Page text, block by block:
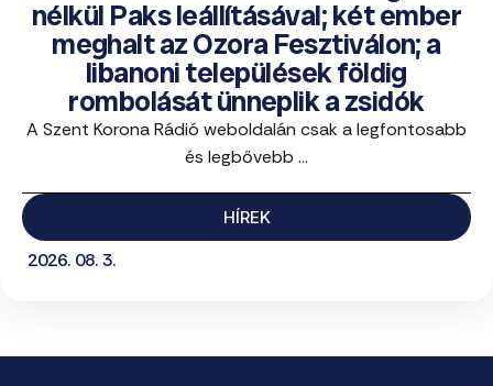
nélkül Paks leállításával; két ember
meghalt az Ozora Fesztiválon; a
libanoni települések földig
rombolását ünneplik a zsidók
A Szent Korona Rádió weboldalán csak a legfontosabb
és legbővebb ...
HÍREK
2026. 08. 3.